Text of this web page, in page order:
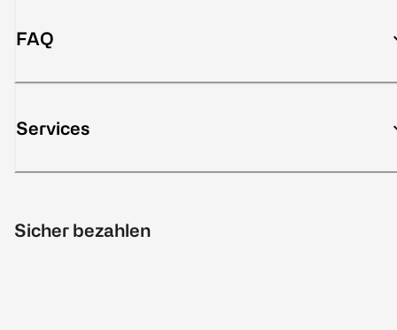
FAQ
Services
Sicher bezahlen